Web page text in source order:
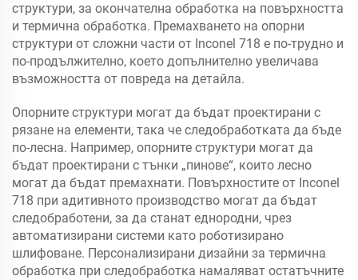
структури, за окончателна обработка на повърхността
и термична обработка. Премахването на опорни
структури от сложни части от Inconel 718 е по-трудно и
по-продължително, което допълнително увеличава
възможността от повреда на детайла.
Опорните структури могат да бъдат проектирани с
рязане на елементи, така че следобработката да бъде
по-лесна. Например, опорните структури могат да
бъдат проектирани с тънки „пинове“, които лесно
могат да бъдат премахнати. Повърхностите от Inconel
718 при адитивното производство могат да бъдат
следобработени, за да станат еднородни, чрез
автоматизирани системи като роботизирано
шлифоване. Персонализирани дизайни за термична
обработка при следобработка намаляват остатъчните